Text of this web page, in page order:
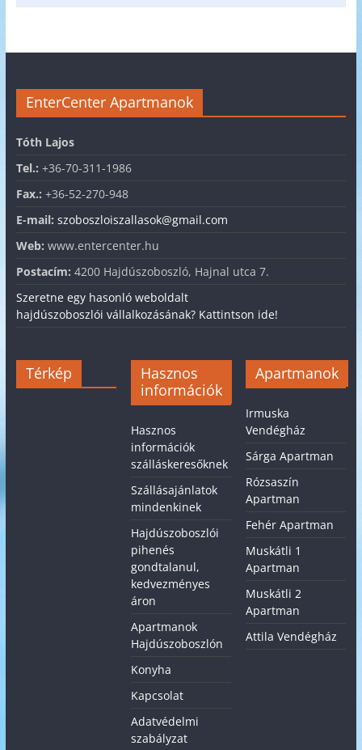
EnterCenter Apartmanok
Tóth Lajos
Tel.: +36-70-311-1986
Fax.: +36-52-270-948
E-mail: szoboszloiszallasok@gmail.com
Web: www.entercenter.hu
Postacím: 4200 Hajdúszoboszló, Hajnal utca 7.
Szeretne egy hasonló weboldalt
hajdúszoboszlói vállalkozásának? Kattintson ide!
Térkép
Hasznos
információk
Hasznos
információk
szálláskeresőknek
Szállásajánlatok
mindenkinek
Hajdúszoboszlói
pihenés
gondtalanul,
kedvezményes
áron
Apartmanok
Hajdúszoboszlón
Konyha
Kapcsolat
Adatvédelmi
szabályzat
Apartmanok
Irmuska
Vendégház
Sárga Apartman
Rózsaszín
Apartman
Fehér Apartman
Muskátli 1
Apartman
Muskátli 2
Apartman
Attila Vendégház